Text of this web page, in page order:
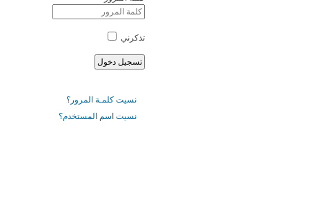
تذكرني
نسيت كلمـة المرور؟
نسيت اسم المستخدم؟